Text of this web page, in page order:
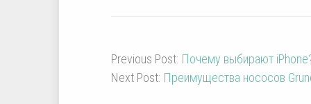
Previous Post: Почему выбирают
Next Post: Преимущества нососов